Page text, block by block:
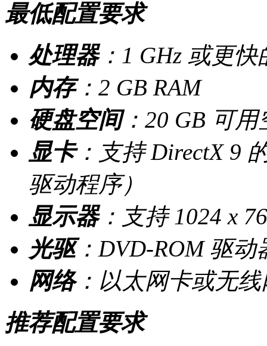
最低配置要求
处理器：1 GHz 或更
内存：2 GB RAM
硬盘空间：20 GB 可用
显卡：支持 DirectX 9
驱动程序）
显示器：支持 1024 x
光驱：DVD-ROM 驱
网络：以太网卡或无
推荐配置要求